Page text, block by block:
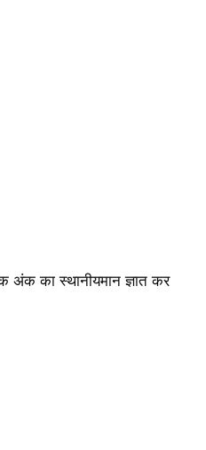
अंक का स्थानीयमान ज्ञात कर